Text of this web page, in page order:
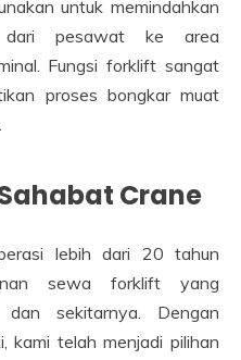
untuk memindahkan
pesawat ke area
Fungsi forklift sangat
proses bongkar muat
Crane
lebih dari 20 tahun
sewa forklift yang
sekitarnya. Dengan
kami telah menjadi pilihan